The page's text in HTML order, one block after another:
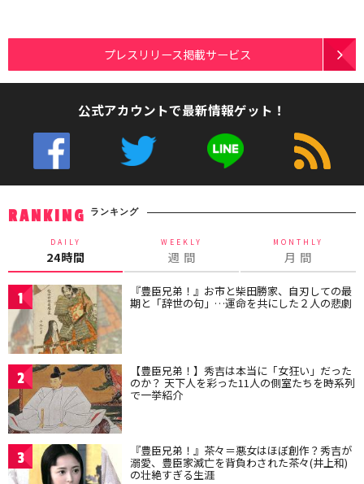
プレスリリース掲載サービス
公式アカウントで最新情報ゲット！
RANKING ランキング
DAILY
24時間
WEEKLY
週 間
MONTHLY
月 間
1 『豊臣兄弟！』お市と柴田勝家、自刃しての最
期と「辞世の句」…運命を共にした２人の悲劇
2 【豊臣兄弟！】秀吉は本当に「女狂い」だった
のか？ 天下人を彩った11人の側室たちを時系列
で一挙紹介
3 『豊臣兄弟！』茶々＝悪女はほぼ創作？秀吉が
溺愛、豊臣家滅亡を背負わされた茶々(井上和)
の壮絶すぎる生涯